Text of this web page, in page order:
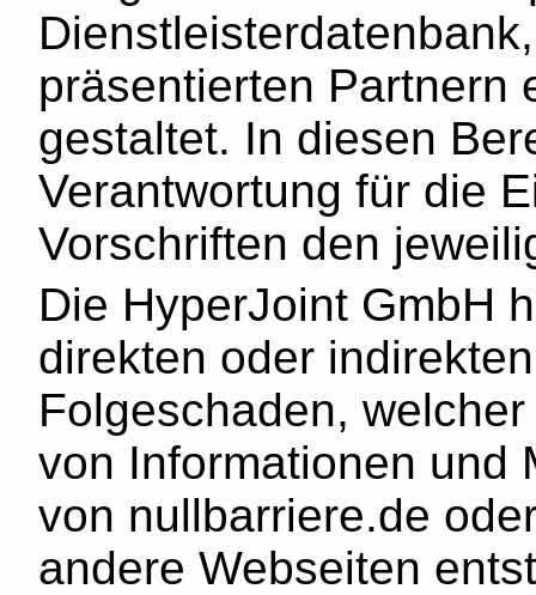
präsentierten Partnern
gestaltet. In diesen
Verantwortung für die
Vorschriften den
Die HyperJoint GmbH
direkten oder
Folgeschaden,
von Informationen und
von nullbarriere.de
andere Webseiten